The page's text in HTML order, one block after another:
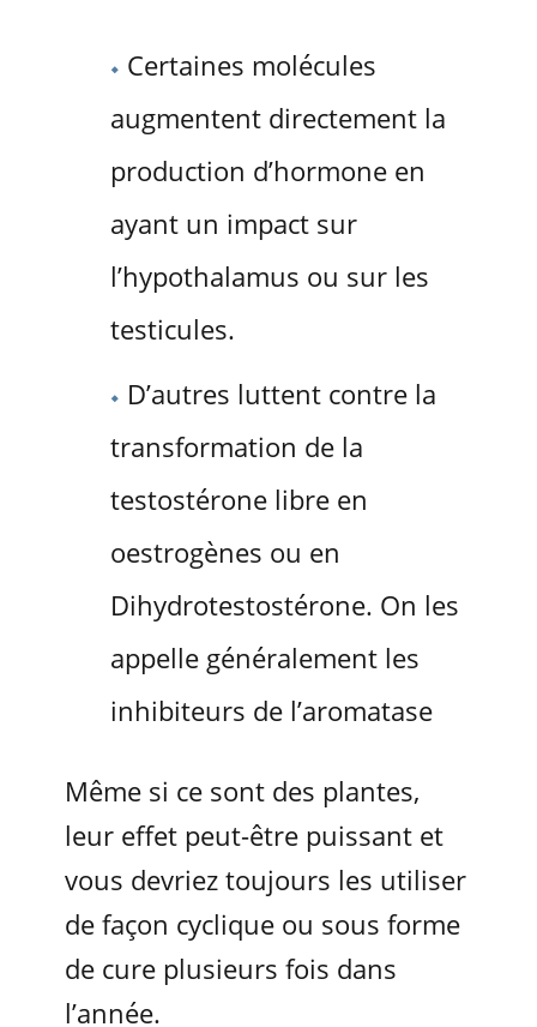
Certaines molécules
augmentent directement la
production d’hormone en
ayant un impact sur
l’hypothalamus ou sur les
testicules.
D’autres luttent contre la
transformation de la
testostérone libre en
oestrogènes ou en
Dihydrotestostérone. On les
appelle généralement les
inhibiteurs de l’aromatase
Même si ce sont des plantes,
leur effet peut-être puissant et
vous devriez toujours les utiliser
de façon cyclique ou sous forme
de cure plusieurs fois dans
l’année.